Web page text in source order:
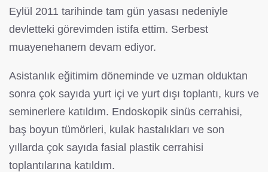
Eylül 2011 tarihinde tam gün yasası nedeniyle
devletteki görevimden istifa ettim. Serbest
muayenehanem devam ediyor.
Asistanlık eğitimim döneminde ve uzman olduktan
sonra çok sayıda yurt içi ve yurt dışı toplantı, kurs ve
seminerlere katıldım. Endoskopik sinüs cerrahisi,
baş boyun tümörleri, kulak hastalıkları ve son
yıllarda çok sayıda fasial plastik cerrahisi
toplantılarına katıldım.